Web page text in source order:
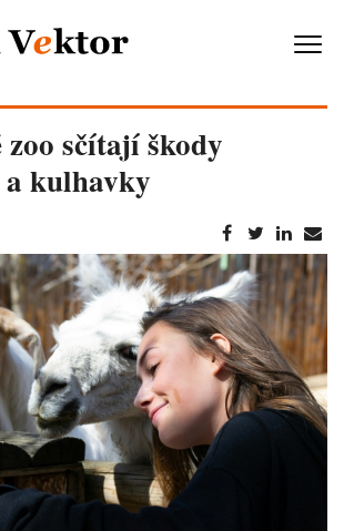
sčítají škody
kulhavky